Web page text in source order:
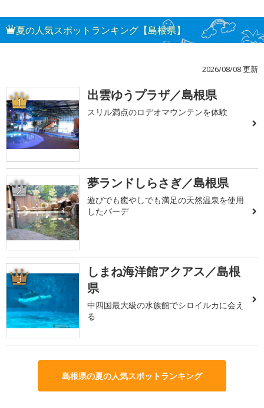
夏の人気スポットランキング【島根県】
2026/08/08 更新
1 出雲ゆうプラザ／島根県
スリル満点のロデオマウンテンを体験
2 夢ランドしらさぎ／島根県
遊びでも癒やしでも満足の天然温泉を使用
したバーデ
3
しまね海洋館アクアス／島根
県
中四国最大級の水族館でシロイルカに会え
る
島根県の夏の人気スポットランキング